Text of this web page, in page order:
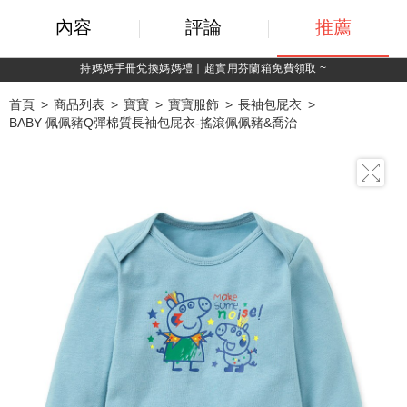
綁定LINE好友，500購物金立即折！
首頁 商品列表 寶寶 寶寶服飾
長袖包屁衣
BABY 佩佩豬Q彈棉質長袖包屁衣-搖滾佩佩豬&喬治
內容 評論 推薦